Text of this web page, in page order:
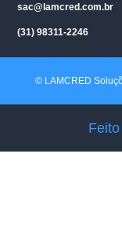
sac@lamcred.com.br
(31) 98311-2246
© LAMCRED